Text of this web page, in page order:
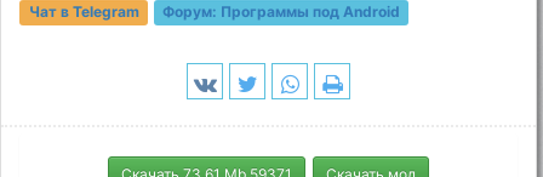
Чат в Telegram Форум: Программы под Android